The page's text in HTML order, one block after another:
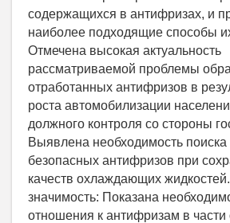
содержащихся в антифризах, и
наиболее подходящие способы
Отмечена высокая актуальность
рассматриваемой проблемы
отработанных антифризов в
роста автомобилизации
должного контроля со стороны
Выявлена необходимость
безопасных антифризов при
качеств охлаждающих
значимость: Показана
отношения к антифризам в части